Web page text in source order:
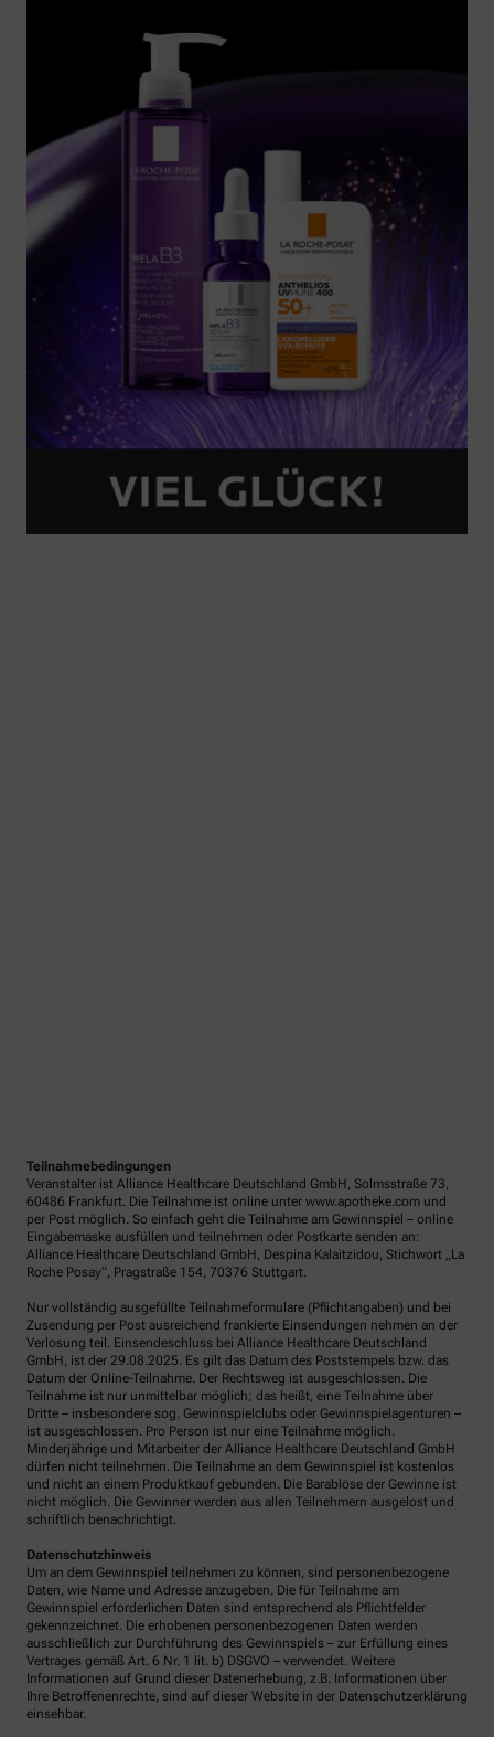
Teilnahmebedingungen
Veranstalter ist Alliance Healthcare Deutschland GmbH, Solmsstraße 73,
60486 Frankfurt. Die Teilnahme ist online unter www.apotheke.com und
per Post möglich. So einfach geht die Teilnahme am Gewinnspiel – online
Eingabemaske ausfüllen und teilnehmen oder Postkarte senden an:
Alliance Healthcare Deutschland GmbH, Despina Kalaitzidou, Stichwort „La
Roche Posay“, Pragstraße 154, 70376 Stuttgart.
Nur vollständig ausgefüllte Teilnahmeformulare (Pflichtangaben) und bei
Zusendung per Post ausreichend frankierte Einsendungen nehmen an der
Verlosung teil. Einsendeschluss bei Alliance Healthcare Deutschland
GmbH, ist der 29.08.2025. Es gilt das Datum des Poststempels bzw. das
Datum der Online-Teilnahme. Der Rechtsweg ist ausgeschlossen. Die
Teilnahme ist nur unmittelbar möglich; das heißt, eine Teilnahme über
Dritte – insbesondere sog. Gewinnspielclubs oder Gewinnspielagenturen –
ist ausgeschlossen. Pro Person ist nur eine Teilnahme möglich.
Minderjährige und Mitarbeiter der Alliance Healthcare Deutschland GmbH
dürfen nicht teilnehmen. Die Teilnahme an dem Gewinnspiel ist kostenlos
und nicht an einem Produktkauf gebunden. Die Barablöse der Gewinne ist
nicht möglich. Die Gewinner werden aus allen Teilnehmern ausgelost und
schriftlich benachrichtigt.
Datenschutzhinweis
Um an dem Gewinnspiel teilnehmen zu können, sind personenbezogene
Daten, wie Name und Adresse anzugeben. Die für Teilnahme am
Gewinnspiel erforderlichen Daten sind entsprechend als Pflichtfelder
gekennzeichnet. Die erhobenen personenbezogenen Daten werden
ausschließlich zur Durchführung des Gewinnspiels – zur Erfüllung eines
Vertrages gemäß Art. 6 Nr. 1 lit. b) DSGVO – verwendet. Weitere
Informationen auf Grund dieser Datenerhebung, z.B. Informationen über
Ihre Betroffenenrechte, sind auf dieser Website in der Datenschutzerklärung
einsehbar.